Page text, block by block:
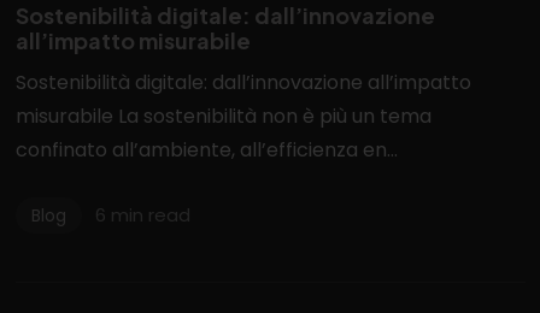
Sostenibilità digitale: dall’innovazione
all’impatto misurabile
Sostenibilità digitale: dall’innovazione all’impatto
misurabile La sostenibilità non è più un tema
confinato all’ambiente, all’efficienza en...
Blog 6 min read
Vuoi saperne di più?
Contattaci